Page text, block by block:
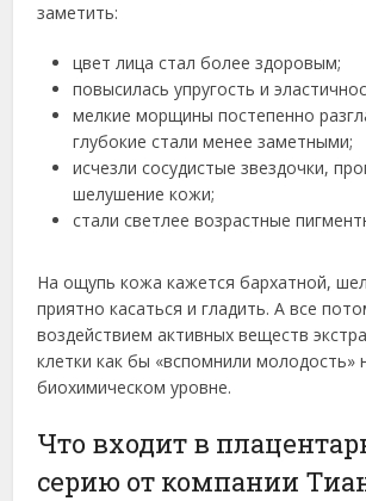
заметить:
цвет лица стал более здоровым;
повысилась упругость и
мелкие морщины постепенно
глубокие стали менее заметными;
исчезли сосудистые звездочки,
шелушение кожи;
стали светлее возрастные
На ощупь кожа кажется бархатной,
приятно касаться и гладить. А все
воздействием активных веществ
клетки как бы «вспомнили молодость»
биохимическом уровне.
Что входит в
серию от компании